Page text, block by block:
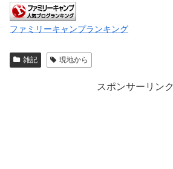
ファミリーキャンプランキング
雑記 現地から
スポンサーリンク